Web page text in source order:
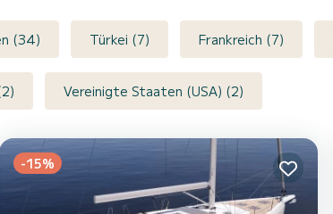
(34) Türkei (7) Frankreich (7)
Vereinigte Staaten (USA) (2)
-15%